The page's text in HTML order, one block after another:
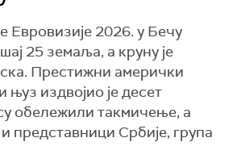
Евровизије 2026. у Бечу
25 земаља, а круну је
Престижни амерички
њуз издвојио је десет
обележили такмичење, а
представници Србије, група